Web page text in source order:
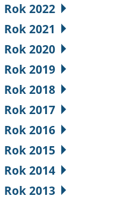
Rok 2022
Rok 2021
Rok 2020
Rok 2019
Rok 2018
Rok 2017
Rok 2016
Rok 2015
Rok 2014
Rok 2013